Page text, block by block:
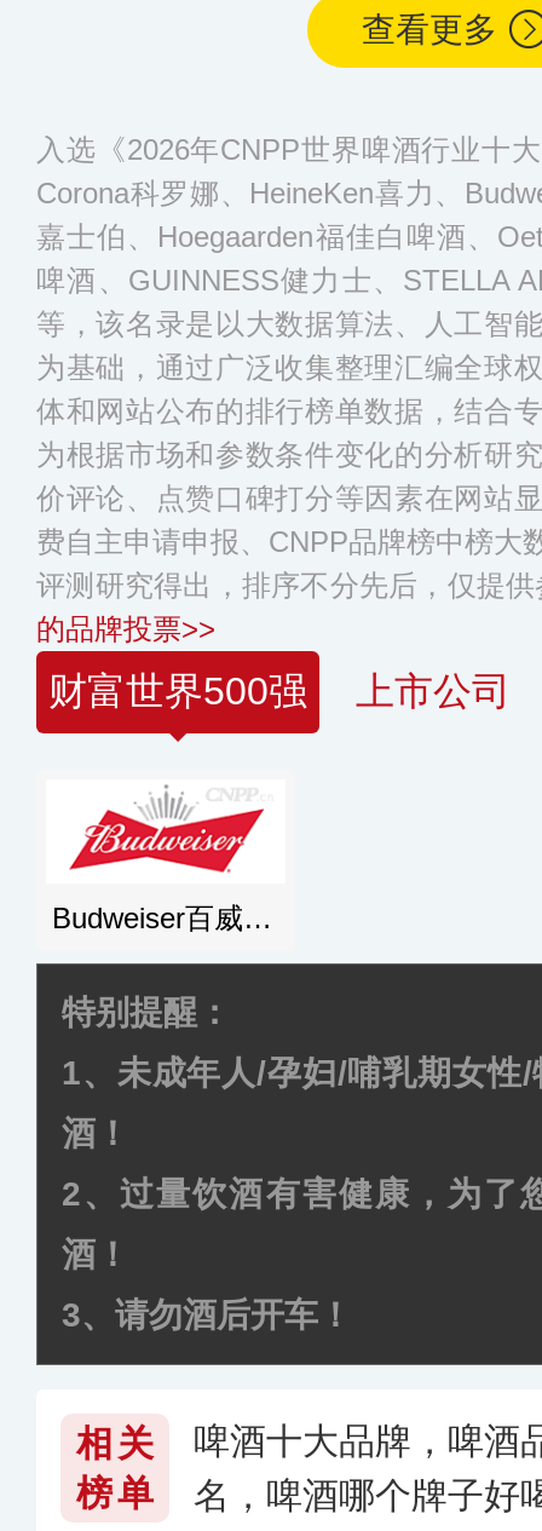
查看更多
入选《2026年CNPP世界啤酒行业十
Corona科罗娜、HeineKen喜力、
嘉士伯、Hoegaarden福佳白啤酒、
啤酒、GUINNESS健力士、STELLA
等，该名录是以大数据算法、人工智
为基础，通过广泛收集整理汇编全球
体和网站公布的排行榜单数据，结合
为根据市场和参数条件变化的分析研
价评论、点赞口碑打分等因素在网站
费自主申请申报、CNPP品牌榜中榜大
评测研究得出，排序不分先后，仅提
的品牌投票>>
财富世界500强 上市公司
Budweiser百威啤酒
特别提醒：
1、未成年人/孕妇/哺乳期女性
酒！
2、过量饮酒有害健康，为了
酒！
3、请勿酒后开车！
相关
榜单
啤酒十大品牌，啤酒
名，啤酒哪个牌子好